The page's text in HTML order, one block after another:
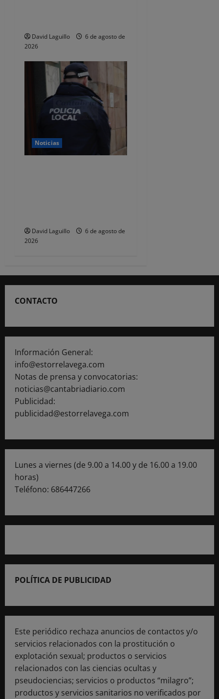
David Laguillo
6 de agosto de
2026
Noticias
David Laguillo
6 de agosto de
2026
CONTACTO
Información General:
info@estorrelavega.com
Notas de prensa y convocatorias:
noticias@cantabriadiario.com
Publicidad:
publicidad@estorrelavega.com
Lunes a viernes (de 9.00 a 14.00 y de 16.00 a 19.00
horas)
Teléfono: 686447266
POLÍTICA DE PUBLICIDAD
Este periódico rechaza anuncios de contactos y/o
servicios relacionados con la prostitución o
explotación sexual; productos o servicios
relacionados con las ciencias ocultas y
pseudociencias; servicios o productos “milagro”;
productos y servicios sanitarios no verificados por